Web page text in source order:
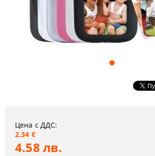
Цена с ДДС:
2.34 €
4.58 лв.